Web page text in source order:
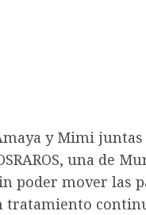
y Mimi
una de
poder mover las